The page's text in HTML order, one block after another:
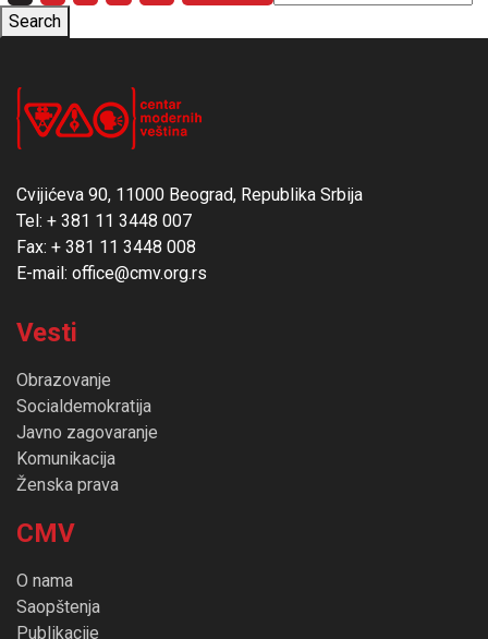
Search
Cvijićeva 90, 11000 Beograd, Republika Srbija
Tel: + 381 11 3448 007
Fax: + 381 11 3448 008
E-mail: office@cmv.org.rs
Vesti
Obrazovanje
Socialdemokratija
Javno zagovaranje
Komunikacija
Ženska prava
CMV
O nama
Saopštenja
Publikacije